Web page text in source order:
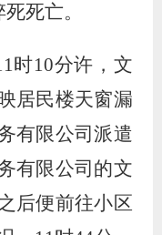
死亡。
时10分许，文
居民楼天窗漏
有限公司派遣
有限公司的文
后便前往小区